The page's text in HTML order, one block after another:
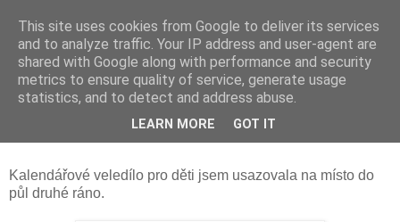
Adventní snažení
Kalendářové veledílo pro děti jsem usazovala na místo do
půl druhé ráno.
This site uses cookies from Google to deliver its services
and to analyze traffic. Your IP address and user-agent are
shared with Google along with performance and security
metrics to ensure quality of service, generate usage
statistics, and to detect and address abuse.
LEARN MORE GOT IT